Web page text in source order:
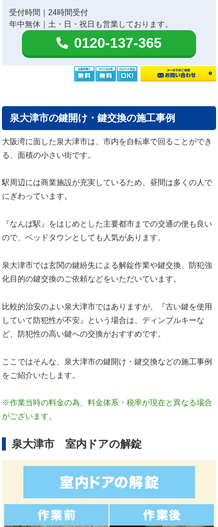
受付時間｜24時間受付
年中無休｜土・日・祝日も営業しております。
0120-137-365
泉大津市の鍵開け・鍵交換の施工事例
大阪湾に面した泉大津市は、市内を自転車で回ることができ
る、面積の小さい街です。
駅周辺には商業施設が充実しているため、昼間は多くの人で
にぎわっています。
『なんば駅』をはじめとした主要都市までの交通の便も良い
ので、ベッドタウンとしても人気があります。
泉大津市では玄関の鍵紛失による解錠作業や鍵交換、防犯強
化目的の鍵交換のご依頼などをいただいています。
比較的治安のよい泉大津市ではありますが、『古い鍵を使用
していて防犯性が不安』という場合は、ディンプルキーな
ど、防犯性の高い鍵への交換がおすすめです。
ここではそんな、泉大津市の鍵開け・鍵交換などの施工事例
をご紹介いたします。
※作業当時の料金の為、料金体系・税率が現在と異なる場合
がございます。
泉大津市 室内ドアの解錠